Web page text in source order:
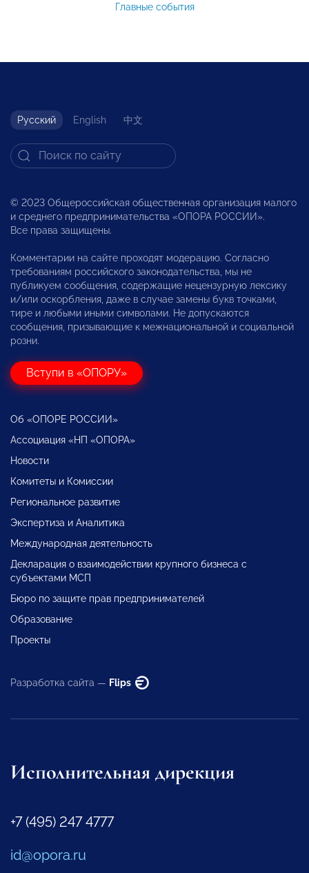
Главные события
Русский English 中文
© 2023 Общероссийская общественная организация малого
и среднего предпринимательства «ОПОРА РОССИИ».
Все права защищены.
Комментарии на сайте проходят модерацию. Согласно
требованиям российского законодательства, мы не
публикуем сообщения, содержащие нецензурную лексику
и/или оскорбления, даже в случае замены букв точками,
тире и любыми иными символами. Не допускаются
сообщения, призывающие к межнациональной и социальной
розни.
Вступи в «ОПОРУ»
Об «ОПОРЕ РОССИИ»
Ассоциация «НП «ОПОРА»
Новости
Комитеты и Комиссии
Региональное развитие
Экспертиза и Аналитика
Международная деятельность
Декларация о взаимодействии крупного бизнеса с
субъектами МСП
Бюро по защите прав предпринимателей
Образование
Проекты
Разработка сайта — Flips
Исполнительная дирекция
+7 (495) 247 4777
id@opora.ru